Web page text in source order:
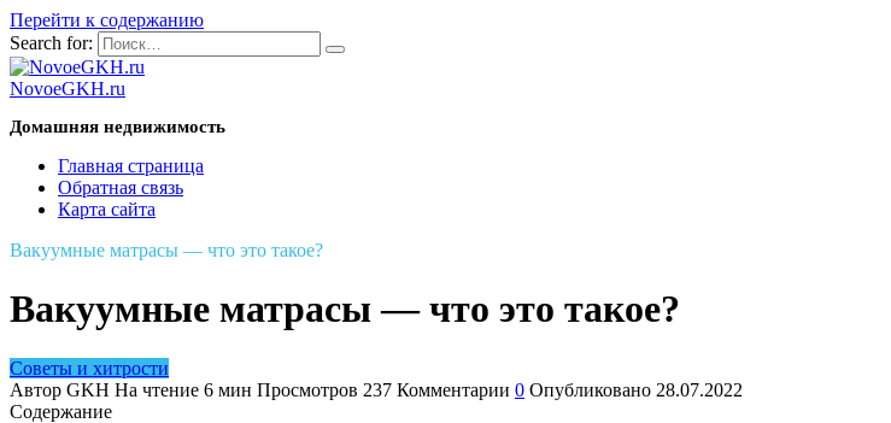
Перейти к содержанию
Search for:
NovoeGKH.ru
Домашняя недвижимость
Главная страница
Обратная связь
Карта сайта
Вакуумные матрасы — что это такое?
Вакуумные матрасы — что это такое?
Советы и хитрости
Автор GKH На чтение 6 мин Просмотров 237 Комментарии 0 Опубликовано 28.07.2022
Содержание